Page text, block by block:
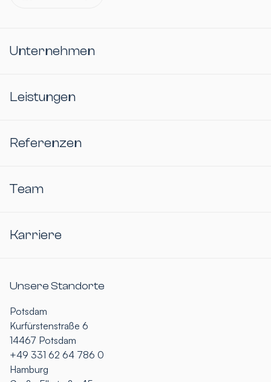
Unternehmen
Leistungen
Referenzen
Team
Karriere
Unsere Standorte
Potsdam
Kurfürstenstraße 6
14467 Potsdam
+49 331 62 64 786 0
Hamburg